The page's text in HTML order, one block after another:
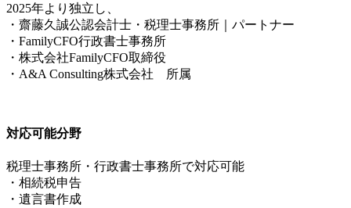
2025年より独立し、
・齋藤久誠公認会計士・税理士事務所｜パートナー
・FamilyCFO行政書士事務所
・株式会社FamilyCFO取締役
・A&A Consulting株式会社 所属
対応可能分野
税理士事務所・行政書士事務所で対応可能
・相続税申告
・遺言書作成